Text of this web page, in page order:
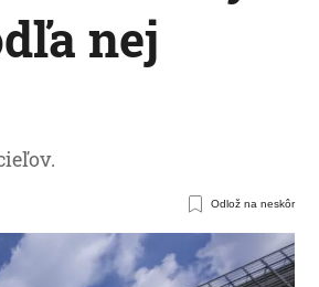
nej
Odlož na neskôr